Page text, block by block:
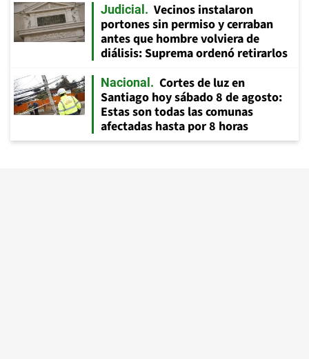
Judicial
Vecinos instalaron
portones sin permiso y cerraban
antes que hombre volviera de
diálisis: Suprema ordenó retirarlos
Nacional
Cortes de luz en
Santiago hoy sábado 8 de agosto:
Estas son todas las comunas
afectadas hasta por 8 horas